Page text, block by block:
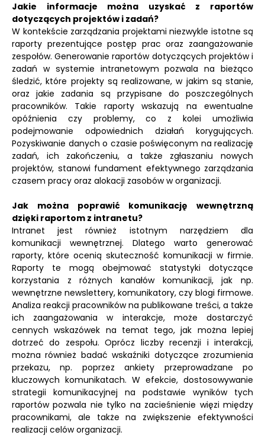
Jakie informacje można uzyskać z raportów
dotyczących projektów i zadań?
W kontekście zarządzania projektami niezwykle istotne są
raporty prezentujące postęp prac oraz zaangażowanie
zespołów. Generowanie raportów dotyczących projektów i
zadań w systemie intranetowym pozwala na bieżąco
śledzić, które projekty są realizowane, w jakim są stanie,
oraz jakie zadania są przypisane do poszczególnych
pracowników. Takie raporty wskazują na ewentualne
opóźnienia czy problemy, co z kolei umożliwia
podejmowanie odpowiednich działań korygujących.
Pozyskiwanie danych o czasie poświęconym na realizację
zadań, ich zakończeniu, a także zgłaszaniu nowych
projektów, stanowi fundament efektywnego zarządzania
czasem pracy oraz alokacji zasobów w organizacji.
Jak można poprawić komunikację wewnętrzną
dzięki raportom z intranetu?
Intranet jest również istotnym narzędziem dla
komunikacji wewnętrznej. Dlatego warto generować
raporty, które ocenią skuteczność komunikacji w firmie.
Raporty te mogą obejmować statystyki dotyczące
korzystania z różnych kanałów komunikacji, jak np.
wewnętrzne newslettery, komunikatory, czy blogi firmowe.
Analiza reakcji pracowników na publikowane treści, a także
ich zaangażowania w interakcje, może dostarczyć
cennych wskazówek na temat tego, jak można lepiej
dotrzeć do zespołu. Oprócz liczby recenzji i interakcji,
można również badać wskaźniki dotyczące zrozumienia
przekazu, np. poprzez ankiety przeprowadzane po
kluczowych komunikatach. W efekcie, dostosowywanie
strategii komunikacyjnej na podstawie wyników tych
raportów pozwala nie tylko na zacieśnienie więzi między
pracownikami, ale także na zwiększenie efektywności
realizacji celów organizacji.